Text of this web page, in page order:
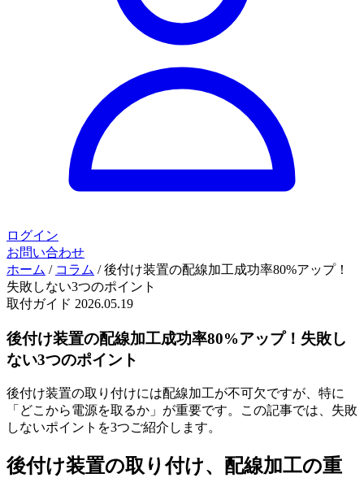
ログイン
お問い合わせ
ホーム / コラム / 後付け装置の配線加工成功率80%アップ！
失敗しない3つのポイント
取付ガイド 2026.05.19
後付け装置の配線加工成功率80%アップ！失敗し
ない3つのポイント
後付け装置の取り付けには配線加工が不可欠ですが、特に
「どこから電源を取るか」が重要です。この記事では、失敗
しないポイントを3つご紹介します。
後付け装置の取り付け、配線加工の重